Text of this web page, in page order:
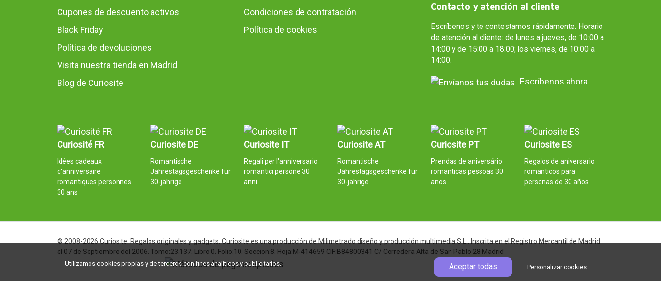
Cupones de descuento activos
Black Friday
Política de devoluciones
Visita nuestra tienda en Madrid
Blog de Curiosite
Condiciones de contratación
Política de cookies
Contacto y atención al cliente
Escríbenos y te contestamos rápidamente. Horario
de atención al cliente: de lunes a jueves, de 10:00 a
14:00 y de 15:00 a 18:00; los viernes, de 10:00 a
14:00.
Escríbenos ahora
Curiosité FR
Idées cadeaux
d'anniversaire
romantiques personnes
30 ans
Curiosite DE
Romantische
Jahrestagsgeschenke für
30-jährige
Curiosite IT
Regali per l'anniversario
romantici persone 30
anni
Curiosite AT
Romantische
Jahrestagsgeschenke für
30-jährige
Curiosite PT
Prendas de aniversário
românticas pessoas 30
anos
Curiosite ES
Regalos de aniversario
románticos para
personas de 30 años
© 2008-2026 Curiosite. Regalos originales y gadgets. Curiosite es una producción de Milimetrado diseño y producción multimedia S.L.. Inscrita en el Registro Mercantil de Madrid
el 07 de Septiembre del 2006. Tomo:23.137. Libro:0. Folio:10. Seccion:8. Hoja:M-414659 CIF:B84800341 C/ Corredera Alta de San Pablo 28 Madrid
Utilizamos cookies propias y de terceros con fines analíticos y publicitarios. Aceptar todas Personalizar cookies